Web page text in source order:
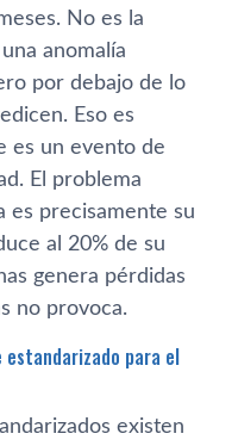
No es la
anomalía
por debajo de lo
Eso es
es un evento de
El problema
es precisamente su
al 20% de su
genera pérdidas
no provoca.
para el
existen